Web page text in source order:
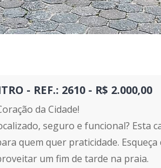
- REF.: 2610 - R$ 2.000,00
da Cidade!
seguro e funcional? Esta
quem quer praticidade.
um fim de tarde na praia.